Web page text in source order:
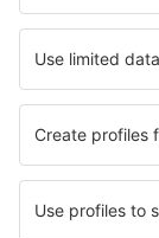
Transfer
Sevärdheter
Läs mer
Mobilapp
Flygbolag